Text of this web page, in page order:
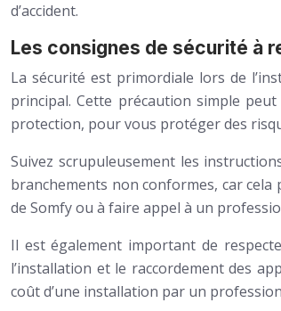
d’accident.
Les consignes de sécurité à
La sécurité est primordiale lors de
principal. Cette précaution simple
protection, pour vous protéger des
Suivez scrupuleusement les
branchements non conformes, car cela
de Somfy ou à faire appel à un
Il est également important de
l’installation et le raccordement des
coût d’une installation par un